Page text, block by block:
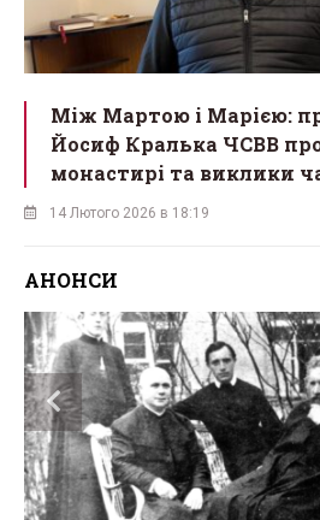
Між Мартою і Марією:
Йосиф Кралька ЧСВВ
монастирі та виклики
14 Лютого 2026 в 18:19
АНОНСИ